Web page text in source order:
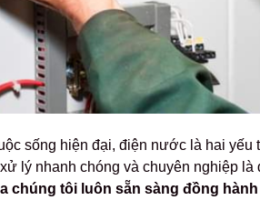
sống hiện đại, điện nước là hai
lý nhanh chóng và chuyên nghiệp
chúng tôi luôn sẵn sàng đồng